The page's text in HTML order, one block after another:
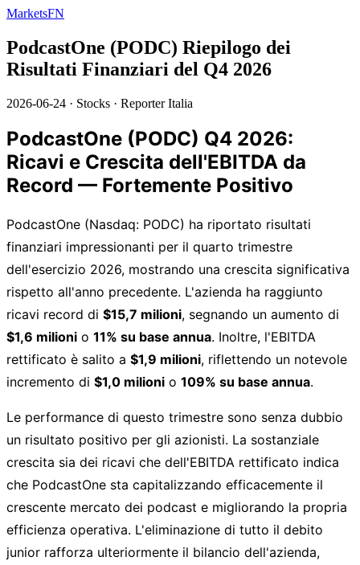
MarketsFN
PodcastOne (PODC) Riepilogo dei
Risultati Finanziari del Q4 2026
2026-06-24 · Stocks · Reporter Italia
PodcastOne (PODC) Q4 2026:
Ricavi e Crescita dell'EBITDA da
Record — Fortemente Positivo
PodcastOne (Nasdaq: PODC) ha riportato risultati
finanziari impressionanti per il quarto trimestre
dell'esercizio 2026, mostrando una crescita significativa
rispetto all'anno precedente. L'azienda ha raggiunto
ricavi record di $15,7 milioni, segnando un aumento di
$1,6 milioni o 11% su base annua. Inoltre, l'EBITDA
rettificato è salito a $1,9 milioni, riflettendo un notevole
incremento di $1,0 milioni o 109% su base annua.
Le performance di questo trimestre sono senza dubbio
un risultato positivo per gli azionisti. La sostanziale
crescita sia dei ricavi che dell'EBITDA rettificato indica
che PodcastOne sta capitalizzando efficacemente il
crescente mercato dei podcast e migliorando la propria
efficienza operativa. L'eliminazione di tutto il debito
junior rafforza ulteriormente il bilancio dell'azienda,